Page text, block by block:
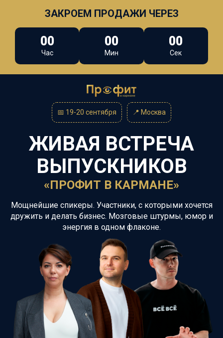
ЗАКРОЕМ ПРОДАЖИ ЧЕРЕЗ
00
Час
00
Мин
00
Сек
📅 19-20 сентября 📍 Москва
ЖИВАЯ ВСТРЕЧА
ВЫПУСКНИКОВ
«ПРОФИТ В КАРМАНЕ»
Мощнейшие спикеры. Участники, с которыми хочется
дружить и делать бизнес. Мозговые штурмы, юмор и
энергия в одном флаконе.